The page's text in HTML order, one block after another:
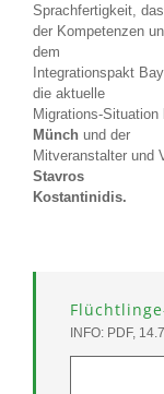
Sprachfertigkeit,
der Kompetenzen
dem
Integrationspakt
die aktuelle
Migrations-
Münch und der
Mitveranstalter und
Stavros
Kostantinidis.
INFO: PDF,